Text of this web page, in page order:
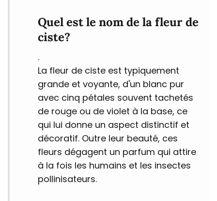
Quel est le nom de la fleur de
ciste?
.
La fleur de ciste est typiquement
grande et voyante, d'un blanc pur
avec cinq pétales souvent tachetés
de rouge ou de violet à la base, ce
qui lui donne un aspect distinctif et
décoratif. Outre leur beauté, ces
fleurs dégagent un parfum qui attire
à la fois les humains et les insectes
pollinisateurs.